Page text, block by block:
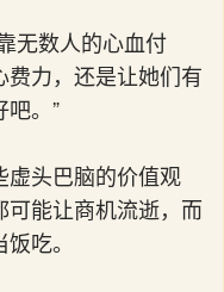
无数人的心血付
力，还是让她们有
。”
虚头巴脑的价值观
能让商机流逝，而
吃。